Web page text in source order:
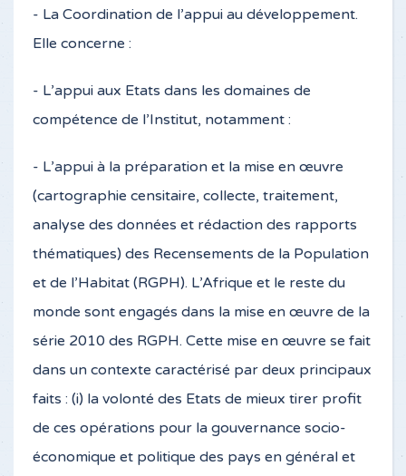
- La Coordination de l’appui au développement.
Elle concerne :
- L’appui aux Etats dans les domaines de
compétence de l’Institut, notamment :
- L’appui à la préparation et la mise en œuvre
(cartographie censitaire, collecte, traitement,
analyse des données et rédaction des rapports
thématiques) des Recensements de la Population
et de l’Habitat (RGPH). L’Afrique et le reste du
monde sont engagés dans la mise en œuvre de la
série 2010 des RGPH. Cette mise en œuvre se fait
dans un contexte caractérisé par deux principaux
faits : (i) la volonté des Etats de mieux tirer profit
de ces opérations pour la gouvernance socio-
économique et politique des pays en général et